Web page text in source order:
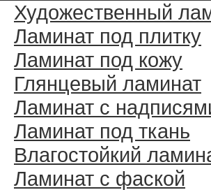
Художественный
Ламинат под плитку
Ламинат под кожу
Глянцевый ламинат
Ламинат с
Ламинат под ткань
Влагостойкий
Ламинат с фаской